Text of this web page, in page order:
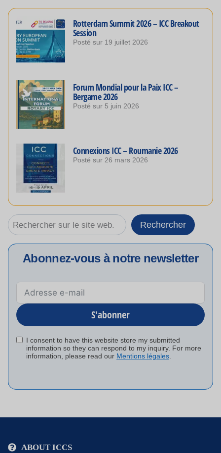
Rotterdam Summit 2026 – ICC Breakout
Session
Posté sur 19 juillet 2026
Forum Mondial pour la Paix ICC –
Bergame 2026
Posté sur 5 juin 2026
Connexions ICC – Roumanie 2026
Posté sur 26 mars 2026
Rechercher Rechercher
Abonnez-vous à notre newsletter
S'abonner
I consent to have this website store my submitted
information so they can respond to my inquiry. For more
information, please read our Mentions légales.
:
ABOUT ICCS